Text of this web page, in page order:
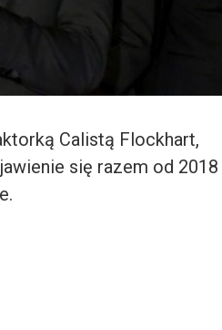
Calistą Flockhart,
się razem od 2018